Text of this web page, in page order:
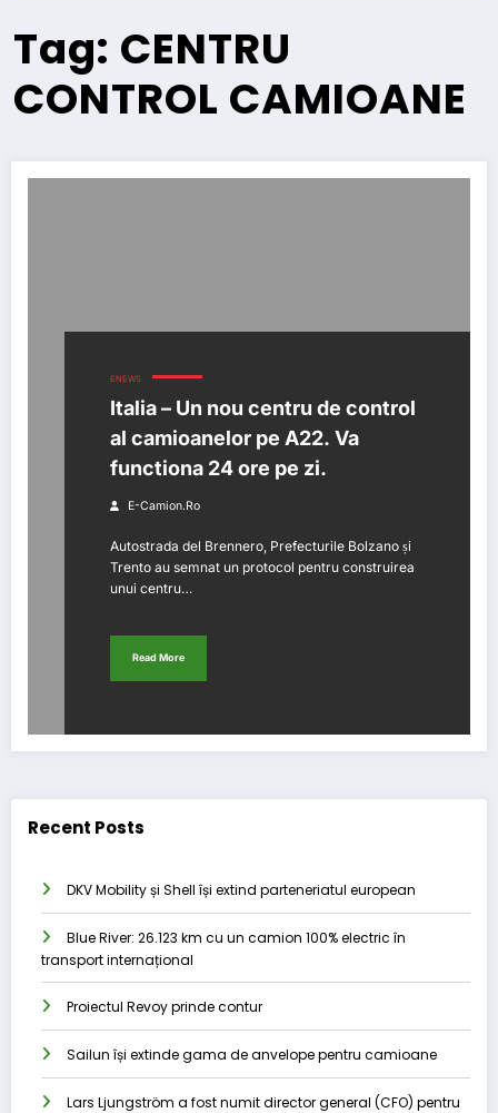
Tag: CENTRU
CONTROL CAMIOANE
ENEWS
Italia – Un nou centru de control
al camioanelor pe A22. Va
functiona 24 ore pe zi.
E-Camion.ro
Autostrada del Brennero, Prefecturile Bolzano și
Trento au semnat un protocol pentru construirea
unui centru…
Read More
Recent Posts
DKV Mobility și Shell își extind parteneriatul european
Blue River: 26.123 km cu un camion 100% electric în
transport internațional
Proiectul Revoy prinde contur
Sailun își extinde gama de anvelope pentru camioane
Lars Ljungström a fost numit director general (CFO) pentru